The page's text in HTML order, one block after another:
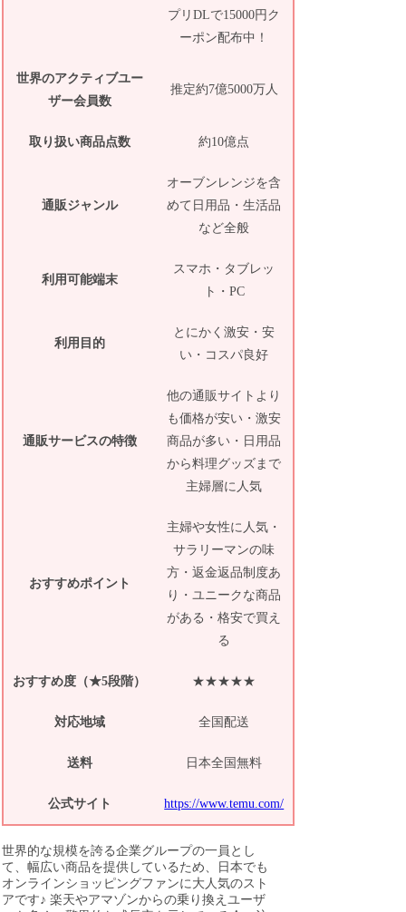
プリDLで15000円ク
ーポン配布中！
世界のアクティブユー
ザー会員数
推定約7億5000万人
取り扱い商品点数 約10億点
通販ジャンル
オーブンレンジを含
めて日用品・生活品
など全般
利用可能端末
スマホ・タブレッ
ト・PC
利用目的
とにかく激安・安
い・コスパ良好
通販サービスの特徴
他の通販サイトより
も価格が安い・激安
商品が多い・日用品
から料理グッズまで
主婦層に人気
おすすめポイント
主婦や女性に人気・
サラリーマンの味
方・返金返品制度あ
り・ユニークな商品
がある・格安で買え
る
おすすめ度（★5段階） ★★★★★
対応地域 全国配送
送料 日本全国無料
公式サイト https://www.temu.com/
世界的な規模を誇る企業グループの一員とし
て、幅広い商品を提供しているため、日本でも
オンラインショッピングファンに大人気のスト
アです♪ 楽天やアマゾンからの乗り換えユーザ